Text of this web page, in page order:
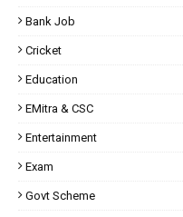
Bank Job
Cricket
Education
EMitra & CSC
Entertainment
Exam
Govt Scheme